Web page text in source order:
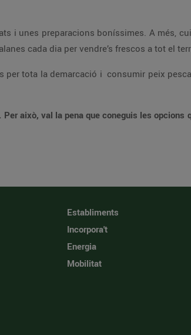
i unes preparacions boníssimes. A més,
cada dia per vendre’s frescos a tot el
tota la demarcació i consumir peix
això, val la pena que coneguis les opcions
Establiments
Incorpora't
Energia
Mobilitat